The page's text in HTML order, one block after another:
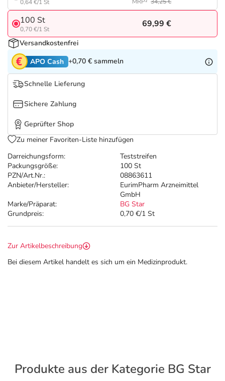
Tierapotheke
Vitamine & Mineralstoffe
Marken
Salus Deals
Darreichungsform:
Teststreifen
Packungsgröße:
100 St
PZN/Art.Nr.:
08863611
Anbieter/Hersteller:
EurimPharm Arzneimittel
GmbH
Marke/Präparat:
BG Star
Grundpreis:
0,70 €/1 St
0,64 €/1 St
100 St
0,70 €/1 St
69,99 €
Versandkostenfrei
APO Cash +0,70 € sammeln
Schnelle Lieferung
Sichere Zahlung
Geprüfter Shop
Zu meiner Favoriten-Liste hinzufügen
Zur Artikelbeschreibung
Bei diesem Artikel handelt es sich um ein Medizinprodukt.
Produkte aus der Kategorie BG Star